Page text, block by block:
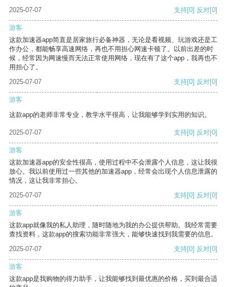
2025-07-07
支持[0] 反对[0]
游客
这款加速器app简直是居家旅行必备神器，无论是看视频、玩游戏还是工
作办公，都能畅享高速网络，再也不用担心网速卡顿了。以前出差的时
候，经常因为网速慢而无法正常使用网络，现在有了这个app，我再也不
用担心了。
2025-07-07
支持[0] 反对[0]
游客
这款app的老师非常专业，教学水平很高，让我能够学到实用的知识。
2025-07-07 支持[0] 反对[0]
游客
这款加速器app的安全性很高，使用过程中不会泄露个人信息，这让我很
放心。我以前使用过一些其他的加速器app，经常会出现个人信息泄露的
情况，这让我非常担心。
2025-07-07
支持[0] 反对[0]
游客
这款app就像我的私人助理，随时随地为我的办公提供帮助。我经常需要
查找资料，这款app的搜索功能非常强大，能够快速找到我需要的信息。
2025-07-07
支持[0] 反对[0]
游客
这款app是我购物的得力助手，让我能够找到最优惠的价格，买到最合适